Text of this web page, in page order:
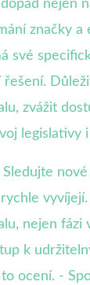
nejen
značky a
své
zvážit
legislativy
nejen fázi
k
ocení. -